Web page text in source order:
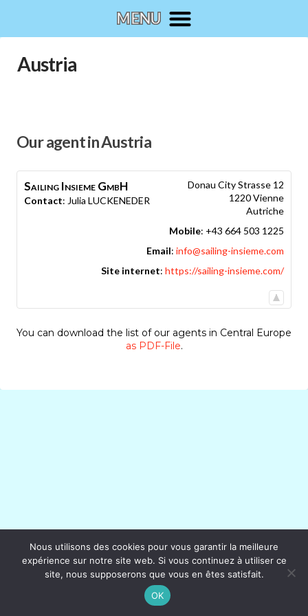
Austria
Our agent in Austria
Sailing Insieme GmbH
Contact: Julia LUCKENEDER
Donau City Strasse 12
1220Vienne
Autriche
Mobile: +43 664 503 1225
Email: info@sailing-insieme.com
Site internet: https://sailing-insieme.com/
You can download the list of our agents in Central Europe
as PDF-File.
Nous utilisons des cookies pour vous garantir la meilleure
expérience sur notre site web. Si vous continuez à utiliser ce
site, nous supposerons que vous en êtes satisfait.
OK